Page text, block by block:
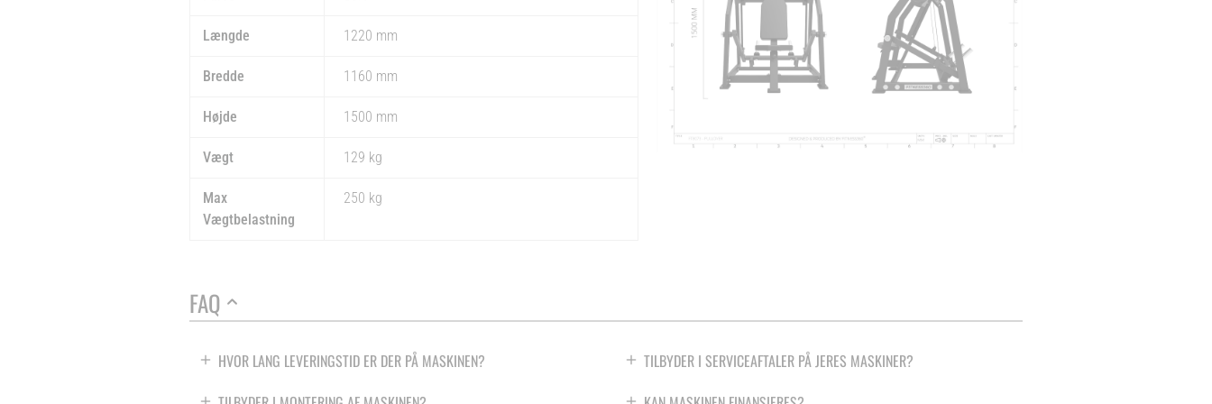
Længde 1220 mm
Bredde 1160 mm
Højde 1500 mm
Vægt 129 kg
Max
Vægtbelastning
250 kg
FAQ
HVOR LANG LEVERINGSTID ER DER PÅ MASKINEN?
TILBYDER I SERVICEAFTALER PÅ JERES MASKINER?